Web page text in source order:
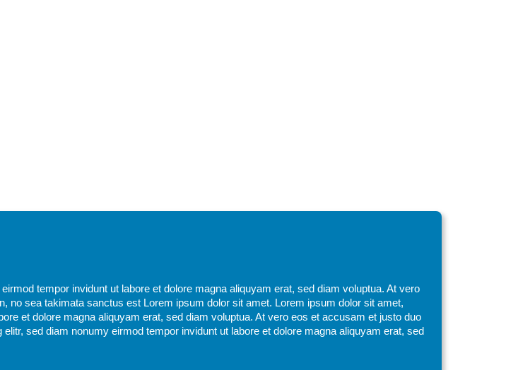
tempor invidunt ut labore et dolore magna aliquyam erat, sed diam voluptua. At vero
no sea takimata sanctus est Lorem ipsum dolor sit amet. Lorem ipsum dolor sit amet,
et dolore magna aliquyam erat, sed diam voluptua. At vero eos et accusam et justo duo
sed diam nonumy eirmod tempor invidunt ut labore et dolore magna aliquyam erat, sed